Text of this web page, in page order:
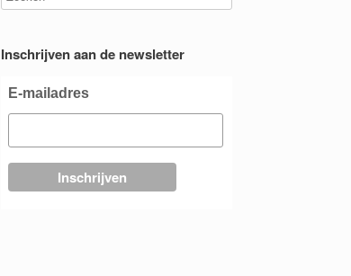
Inschrijven aan de newsletter
E-mailadres